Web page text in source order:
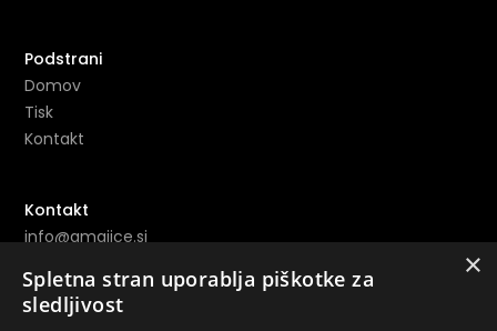
Podstrani
Domov
Tisk
Kontakt
Kontakt
info@amajice.si
×
Spletna stran uporablja piškotke za
sledljivost